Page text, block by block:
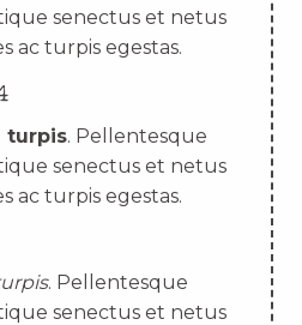
senectus et netus
ac turpis egestas.
turpis. Pellentesque
senectus et netus
ac turpis egestas.
. Pellentesque
senectus et netus